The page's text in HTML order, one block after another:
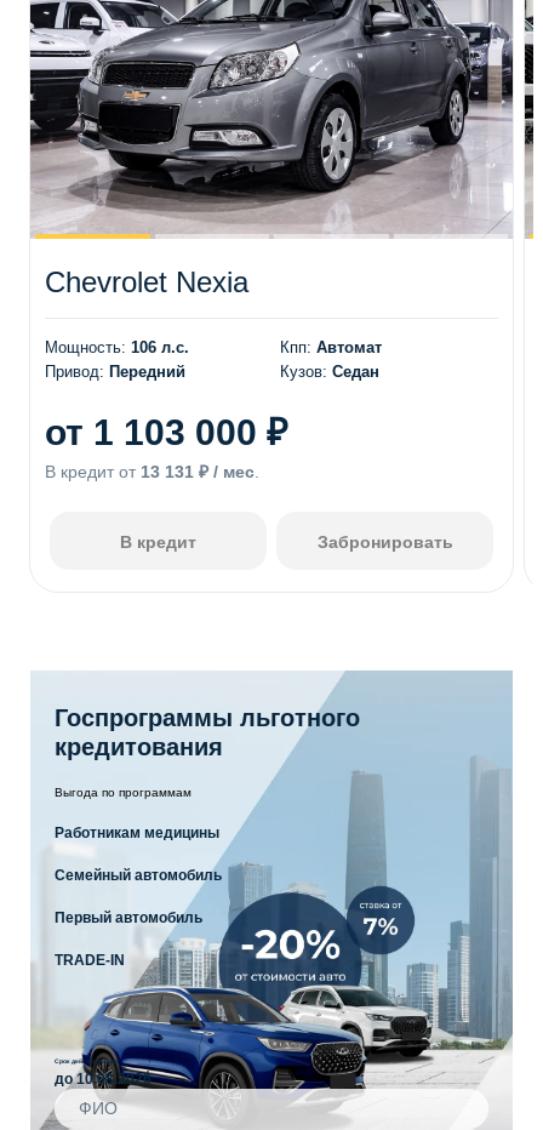
Chevrolet Nexia
Мощность: 106 л.с.
Привод: Передний
Кпп: Автомат
Кузов: Седан
от 1 103 000 ₽
В кредит от 13 131 ₽ / мес
В кредит Забронировать
Госпрограммы льготного
кредитования
Выгода по программам
Работникам медицины
Семейный автомобиль
Первый автомобиль
TRADE-IN
Срок действия акции
до 10.08.2026